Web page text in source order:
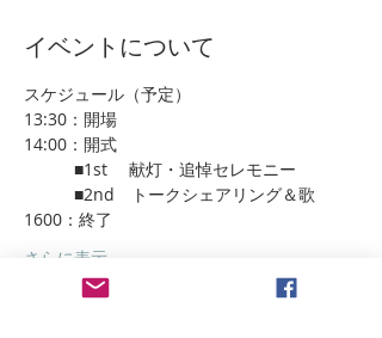
イベントについて
スケジュール（予定）
13:30：開場
14:00：開式
■1st 　献灯・追悼セレモニー
■2nd　トークシェアリング＆歌
1600：終了
さらに表示